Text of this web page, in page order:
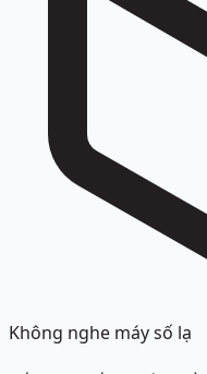
Không nghe máy số lạ